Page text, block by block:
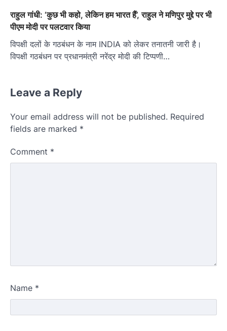
राहुल गांधी: ‘कुछ भी कहो, लेकिन हम भारत हैं’, राहुल ने मणिपुर मुद्दे पर भी
पीएम मोदी पर पलटवार किया
विपक्षी दलों के गठबंधन के नाम INDIA को लेकर तनातनी जारी है।
विपक्षी गठबंधन पर प्रधानमंत्री नरेंद्र मोदी की टिप्पणी…
Leave a Reply
Your email address will not be published. Required
fields are marked *
Comment *
Name *